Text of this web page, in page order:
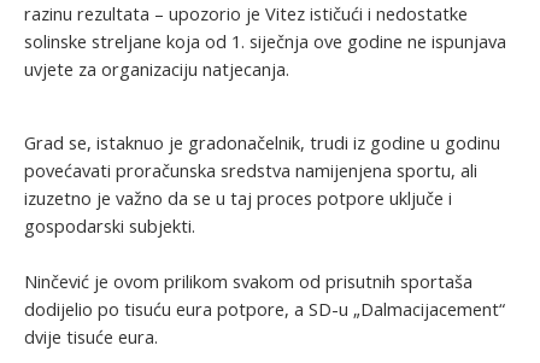
razinu rezultata – upozorio je Vitez ističući i nedostatke
solinske streljane koja od 1. siječnja ove godine ne ispunjava
uvjete za organizaciju natjecanja.
Grad se, istaknuo je gradonačelnik, trudi iz godine u godinu
povećavati proračunska sredstva namijenjena sportu, ali
izuzetno je važno da se u taj proces potpore uključe i
gospodarski subjekti.
Ninčević je ovom prilikom svakom od prisutnih sportaša
dodijelio po tisuću eura potpore, a SD-u „Dalmacijacement“
dvije tisuće eura.